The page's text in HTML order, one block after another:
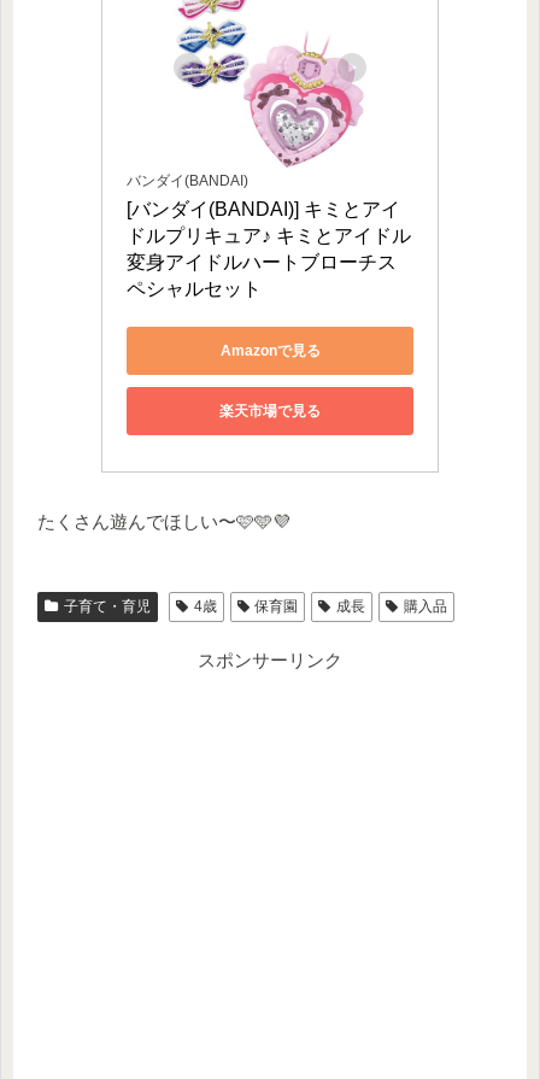
バンダイ(BANDAI)
[バンダイ(BANDAI)] キミとアイ
ドルプリキュア♪ キミとアイドル
変身アイドルハートブローチス
ペシャルセット
Amazonで見る
楽天市場で見る
たくさん遊んでほしい〜🩷🩵💜
子育て・育児 4歳 保育園 成長 購入品
スポンサーリンク